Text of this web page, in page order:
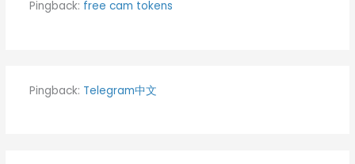
Pingback: free cam tokens
Pingback: Telegram中文